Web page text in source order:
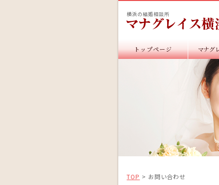
横浜の結婚相談所
トップページ マナグ
TOP > お問い合わせ